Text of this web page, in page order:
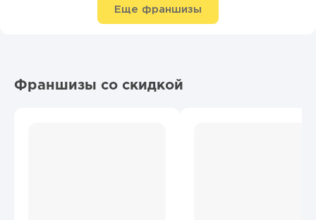
Еще франшизы
Франшизы со скидкой